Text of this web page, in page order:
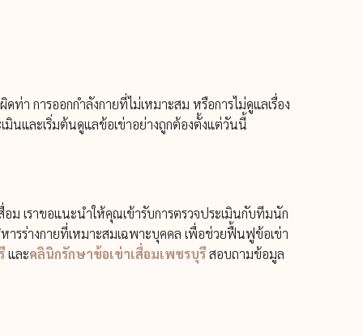
ท่า การออกกำลังกายที่ไม่เหมาะสม หรือการไม่ดูแลเรื่อง
มินและเริ่มต้นดูแลข้อเข่าอย่างถูกต้องตั้งแต่วันนี้
ม เราขอแนะนำให้คุณเข้ารับการตรวจประเมินกับทีมนัก
ารร่างกายที่เหมาะสมเฉพาะบุคคล เพื่อช่วยฟื้นฟูข้อเข่า
และคลินิกรักษาข้อเข่าเสื่อมเพชรบุรีสอบถามข้อมูล